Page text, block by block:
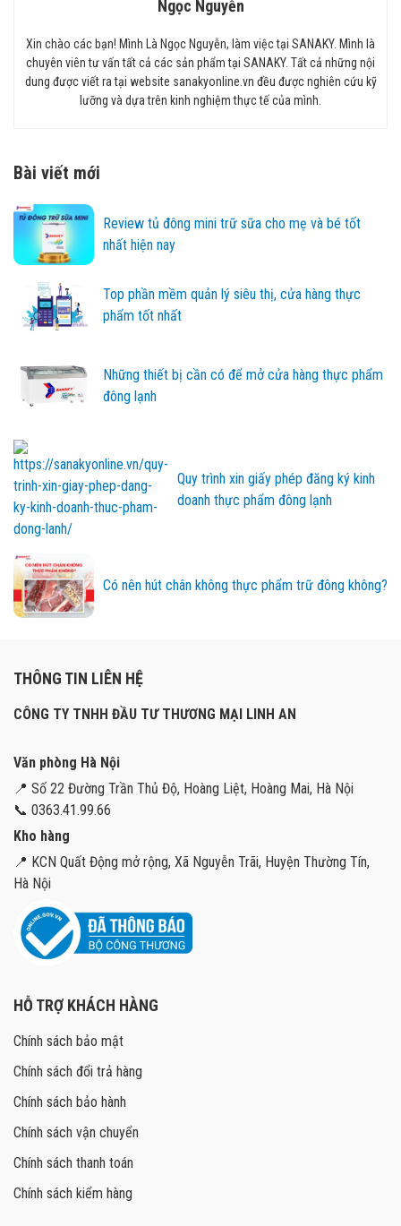
Ngọc Nguyễn
Xin chào các bạn! Mình Là Ngọc Nguyễn, làm việc tại SANAKY. Mình là
chuyên viên tư vấn tất cả các sản phẩm tại SANAKY. Tất cả những nội
dung được viết ra tại website sanakyonline.vn đều được nghiên cứu kỹ
lưỡng và dựa trên kinh nghiệm thực tế của mình.
Bài viết mới
Review tủ đông mini trữ sữa cho mẹ và bé tốt
nhất hiện nay
Top phần mềm quản lý siêu thị, cửa hàng thực
phẩm tốt nhất
Những thiết bị cần có để mở cửa hàng thực phẩm
đông lạnh
Quy trình xin giấy phép đăng ký kinh
doanh thực phẩm đông lạnh
Có nên hút chân không thực phẩm trữ đông không?
THÔNG TIN LIÊN HỆ
CÔNG TY TNHH ĐẦU TƯ THƯƠNG MẠI LINH AN
Văn phòng Hà Nội
📍 Số 22 Đường Trần Thủ Độ, Hoàng Liệt, Hoàng Mai, Hà Nội
📞 0363.41.99.66
Kho hàng
📍 KCN Quất Động mở rộng, Xã Nguyễn Trãi, Huyện Thường Tín,
Hà Nội
HỖ TRỢ KHÁCH HÀNG
Chính sách bảo mật
Chính sách đổi trả hàng
Chính sách bảo hành
Chính sách vận chuyển
Chính sách thanh toán
Chính sách kiểm hàng